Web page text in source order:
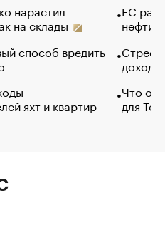
нарастил
на склады
способ вредить
яхт и квартир
ЕС
нефти
Что
для